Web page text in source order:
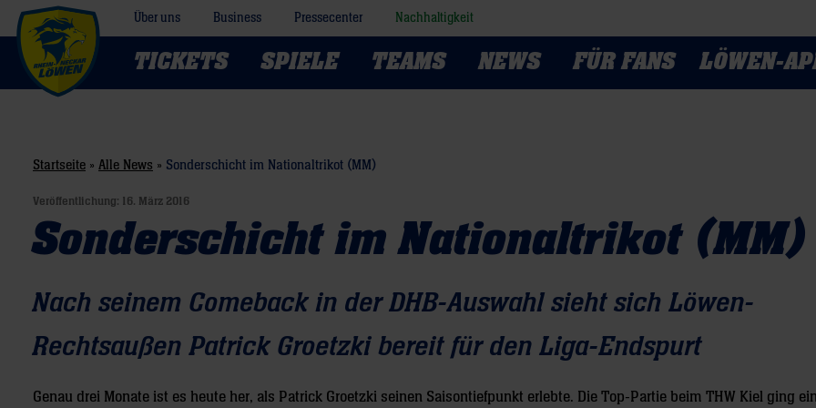
Über uns Business Pressecenter Nachhaltigkeit
TICKETS SPIELE TEAMS NEWS FÜR FANS LÖWEN-
Startseite » Alle News » Sonderschicht im Nationaltrikot (MM)
Veröffentlichung: 16. März 2016
Sonderschicht im Nationaltrikot (MM)
Nach seinem Comeback in der DHB-Auswahl sieht sich Löwen-
Rechtsaußen Patrick Groetzki bereit für den Liga-Endspurt
Genau drei Monate ist es heute her, als Patrick Groetzki seinen Saisontiefpunkt erlebte. Die Top-Partie beim THW Kiel ging